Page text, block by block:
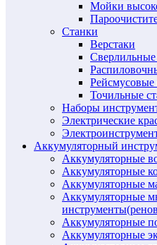
Мойки
Станки
Верстаки
Сверлильные
Рейсмусовые
Точильные
Наборы
Электрические
Аккумуляторный
Аккумуляторные
Аккумуляторные
Аккумуляторные
Аккумуляторные
Аккумуляторные
Аккумуляторные